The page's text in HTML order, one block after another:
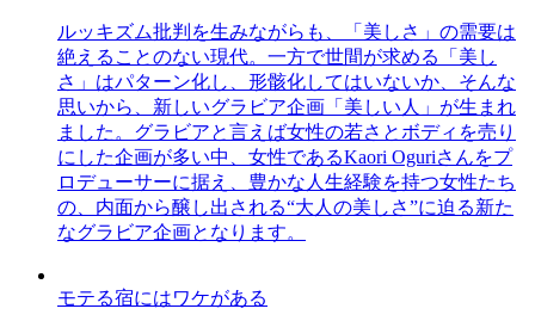
ルッキズム批判を生みながらも、「美しさ」の需要は
絶えることのない現代。一方で世間が求める「美し
さ」はパターン化し、形骸化してはいないか、そんな
思いから、新しいグラビア企画「美しい人」が生まれ
ました。グラビアと言えば女性の若さとボディを売り
にした企画が多い中、女性であるKaori Oguriさんをプ
ロデューサーに据え、豊かな人生経験を持つ女性たち
の、内面から醸し出される“大人の美しさ”に迫る新た
なグラビア企画となります。
モテる宿にはワケがある